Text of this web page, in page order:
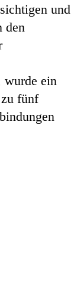
und
den
wurde ein
fünf